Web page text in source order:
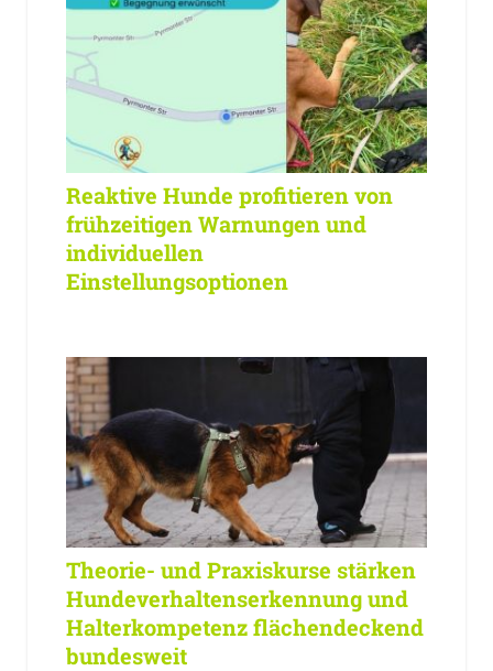
Reaktive Hunde profitieren von
frühzeitigen Warnungen und
individuellen
Einstellungsoptionen
Theorie- und Praxiskurse stärken
Hundeverhaltenserkennung und
Halterkompetenz flächendeckend
bundesweit